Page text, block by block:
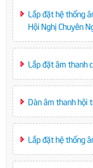
Lắp đặt hệ thống
Hội Nghị Chuyên
Lắp đặt âm thanh
Dàn âm thanh hội
Lắp đặt hệ thống